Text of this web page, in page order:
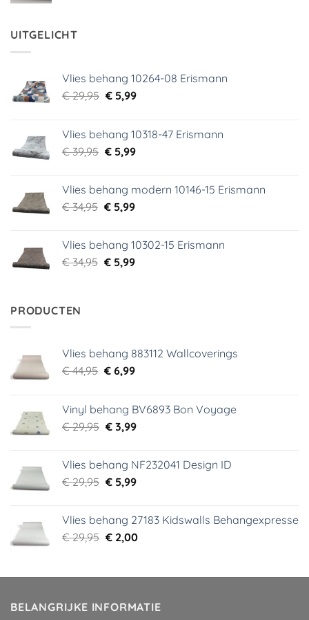
UITGELICHT
Vlies behang 10264-08 Erismann
€29,95 Oorspronkelijke
€ 29,95.
€5,99Huidige
€ 5,99.
Vlies behang 10318-47 Erismann
€39,95 Oorspronkelijke
€ 39,95.
€5,99Huidige
€ 5,99.
Vlies behang modern 10146-15 Erismann
€34,95 Oorspronkelijke
€ 34,95.
€5,99Huidige
€ 5,99.
Vlies behang 10302-15 Erismann
€34,95 Oorspronkelijke
€5,99Huidige
PRODUCTEN
Vlies behang 883112 Wallcoverings
€44,95 Oorspronkelijke
€ 44,95.
€6,99Huidige
€ 6,99.
Vinyl behang BV6893 Bon Voyage
€29,95 Oorspronkelijke
€ 29,95.
€3,99Huidige
€ 3,99.
Vlies behang NF232041 Design ID
€29,95 Oorspronkelijke
€ 29,95.
€5,99Huidige
€ 5,99.
Vlies behang 27183 Kidswalls Behangexpresse
€29,95 Oorspronkelijke
€ 29,95.
€2,00Huidige
€ 2,00.
BELANGRIJKE INFORMATIE